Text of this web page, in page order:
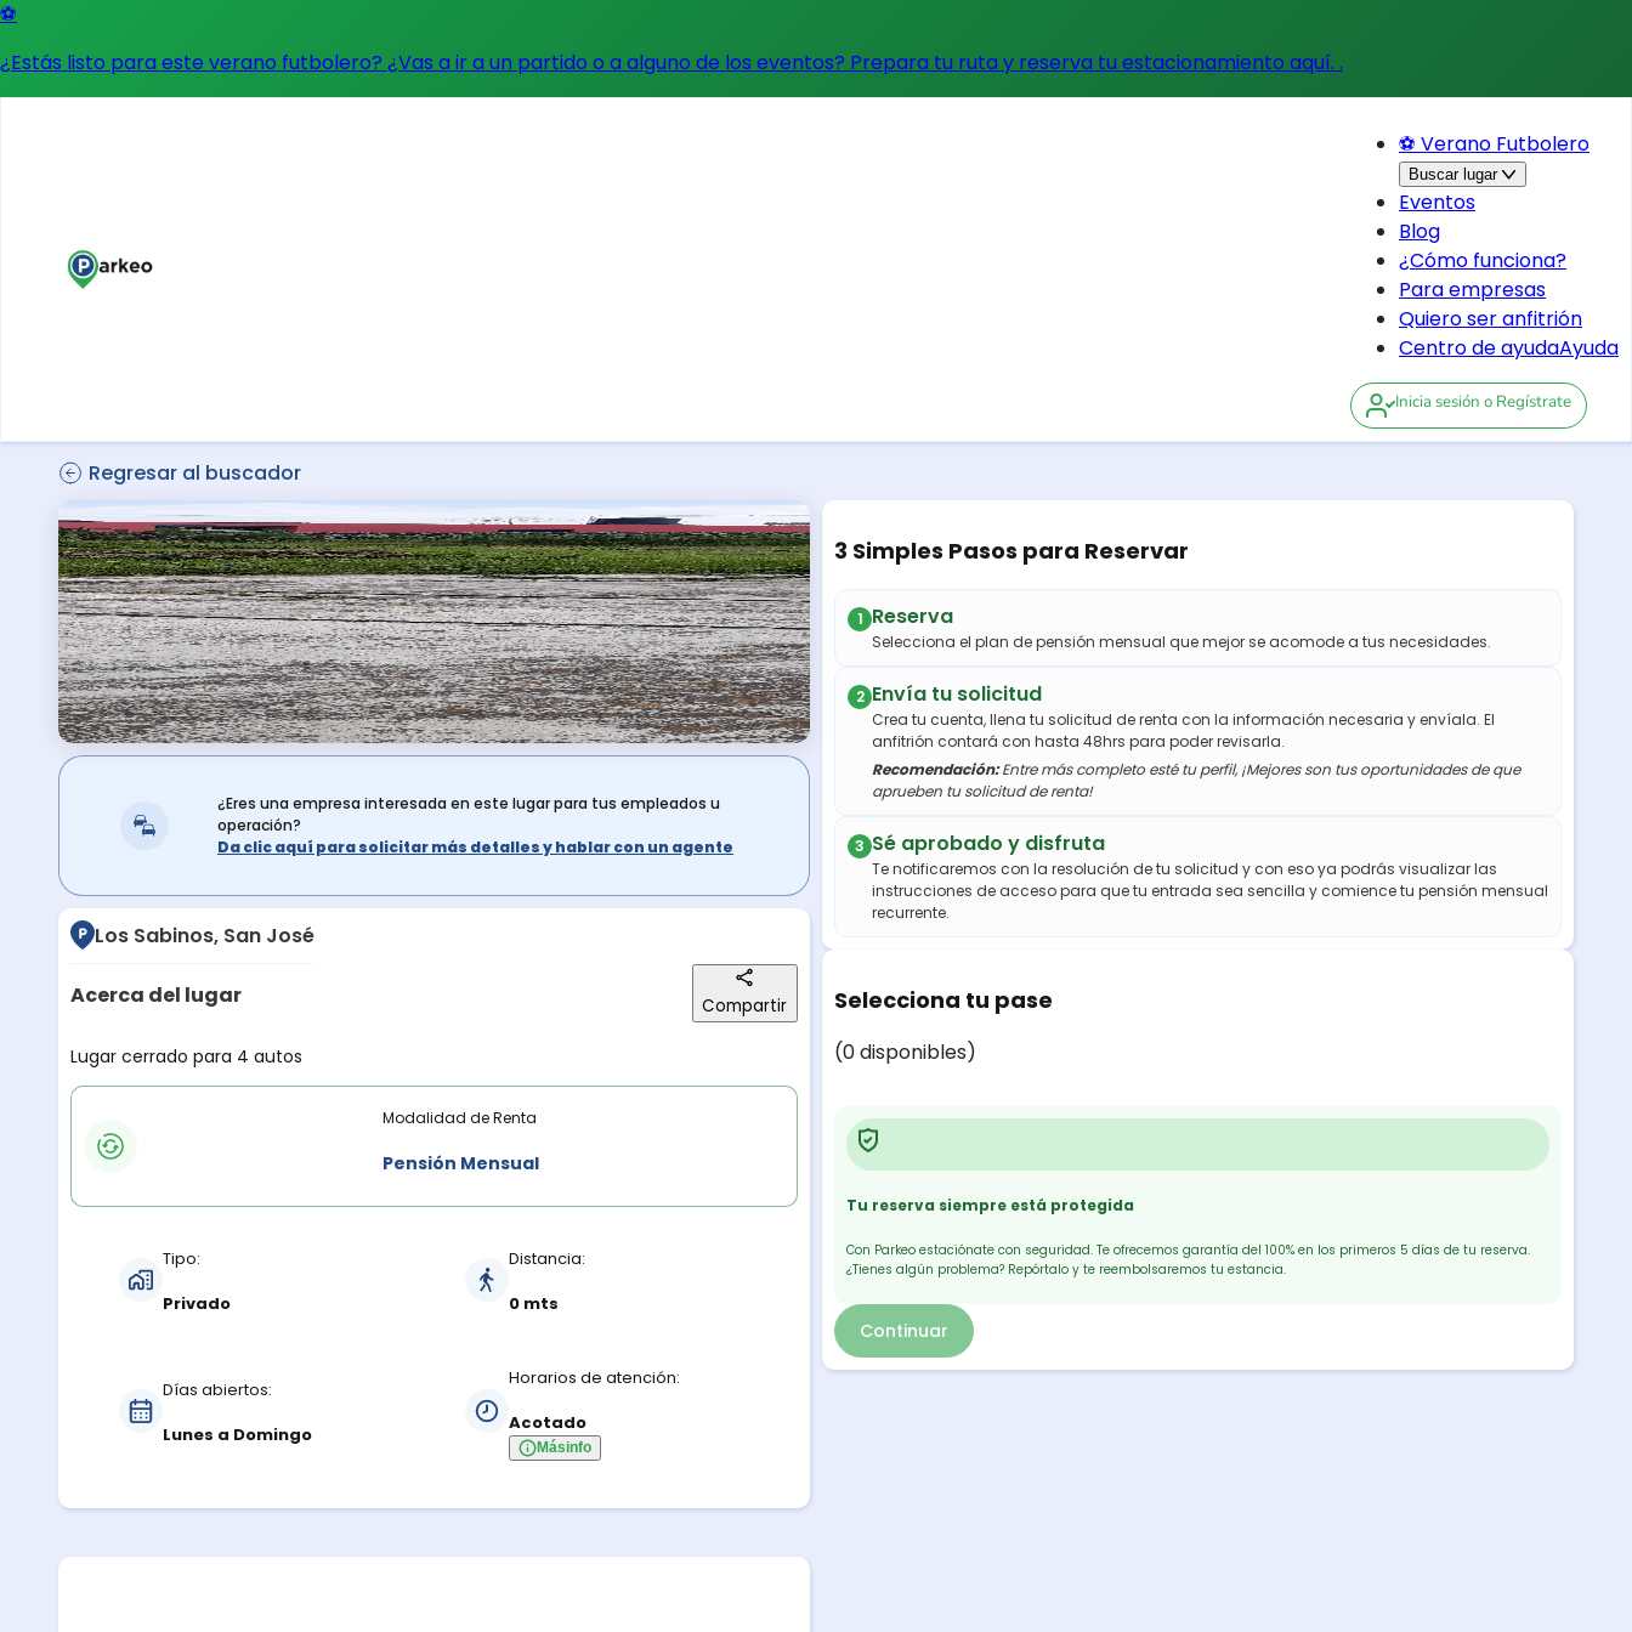
⚽
¿Estás listo para este verano futbolero? ¿Vas a ir a un partido o a alguno de los eventos? Prepara tu ruta y reserva tu estacionamiento aquí. .
⚽ Verano Futbolero
Buscar lugar
Eventos
Blog
¿Cómo funciona?
Para empresas
Quiero ser anfitrión
Centro de ayudaAyuda
Inicia sesión o Regístrate
Regresar al buscador
¿Eres una empresa interesada en este lugar para tus empleados u
operación?
Da clic aquí para solicitar más detalles y hablar con un agente
Los Sabinos, San José
Acerca del lugar Compartir
Descripción del lugar
Lugar cerrado para 4 autos
Modalidades de renta
Modalidad de Renta
Pensión Mensual
Tipo:
Privado
Distancia:
0 mts
Días abiertos:
Lunes a Domingo
Horarios de atención:
Acotado
Másinfo
3 Simples Pasos para Reservar
1 Reserva
Selecciona el plan de pensión mensual que mejor se acomode a tus necesidades.
2 Envía tu solicitud
Crea tu cuenta, llena tu solicitud de renta con la información necesaria y envíala. El
anfitrión contará con hasta 48hrs para poder revisarla.
Recomendación:Entre más completo esté tu perfil, ¡Mejores son tus oportunidades de que
aprueben tu solicitud de renta!
3 Sé aprobado y disfruta
Te notificaremos con la resolución de tu solicitud y con eso ya podrás visualizar las
instrucciones de acceso para que tu entrada sea sencilla y comience tu pensión mensual
recurrente.
Selecciona tu pase
(0 disponibles)
Tu reserva siempre está protegida
Con Parkeo estaciónate con seguridad. Te ofrecemos garantía del 100% en los primeros 5 días de tu reserva.
¿Tienes algún problema? Repórtalo y te reembolsaremos tu estancia.
Continuar